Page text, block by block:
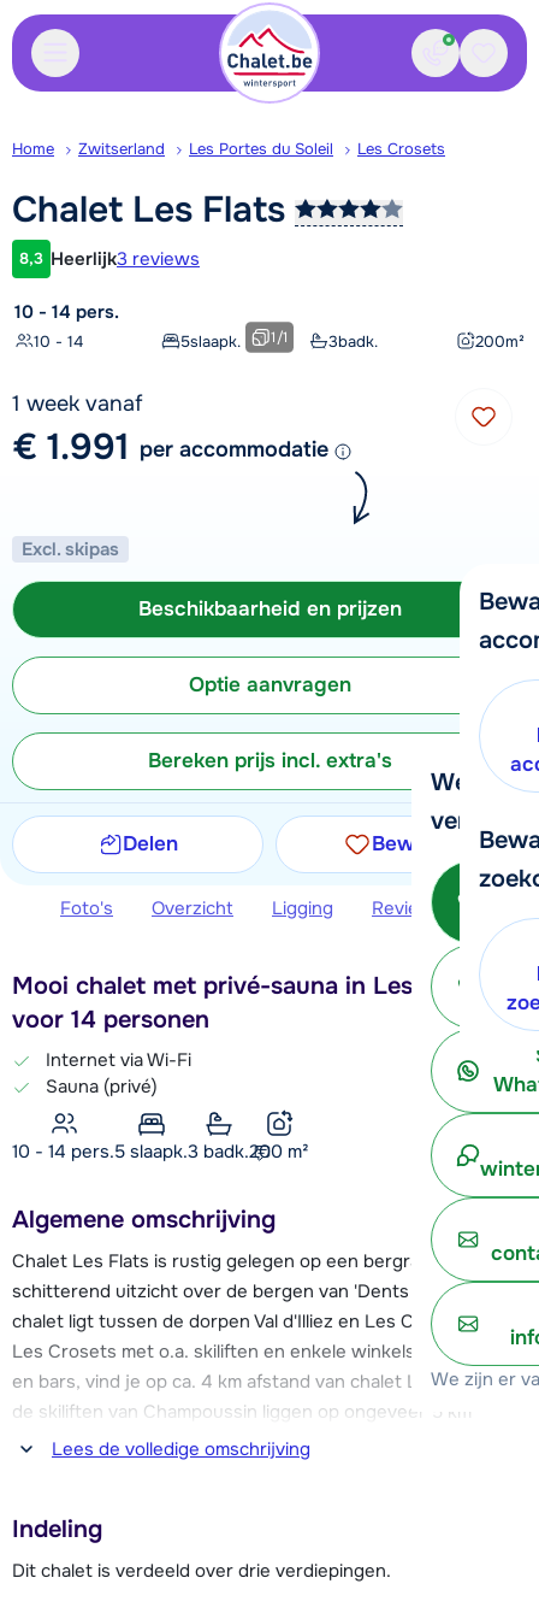
Contact
We
verder!
We zijn er
Home Zwitserland Les Portes du Soleil Les Crosets
Chalet Les Flats
Klantwaardering
8,3 Heerlijk3 reviews
10 - 14 pers.
10 - 14 5slaapk. 3badk. 200m²
1/1
1 week vanaf
€ 1.991 per accommodatie
Excl. skipas
Beschikbaarheid en prijzen
Optie aanvragen
Bereken prijs incl. extra's
Delen Bewaren
Foto's Overzicht Ligging Reviews
Mooi chalet met privé-sauna in Les Crosets,
voor 14 personen
Internet via Wi-Fi
Sauna (privé)
10 - 14 pers.5 slaapk.3 badk.200 m²
Algemene omschrijving
Chalet Les Flats is rustig gelegen op een bergrand, met een
schitterend uitzicht over de bergen van 'Dents du Midi'. Het
chalet ligt tussen de dorpen Val d'Illiez en Les Crosets in.
Les Crosets met o.a. skiliften en enkele winkels, restaurants
en bars, vind je op ca. 4 km afstand van chalet Les Flats en
de skiliften van Champoussin liggen op ongeveer 5 km
afstand. De skibus vertrekt op zo'n 500 meter afstand van
Dit mooie chalet, dat geschikt is voor groepen tot 14
personen, is ingericht met veel hout en heeft daarom een
Lees de volledige omschrijving
Indeling
Dit chalet is verdeeld over drie verdiepingen.